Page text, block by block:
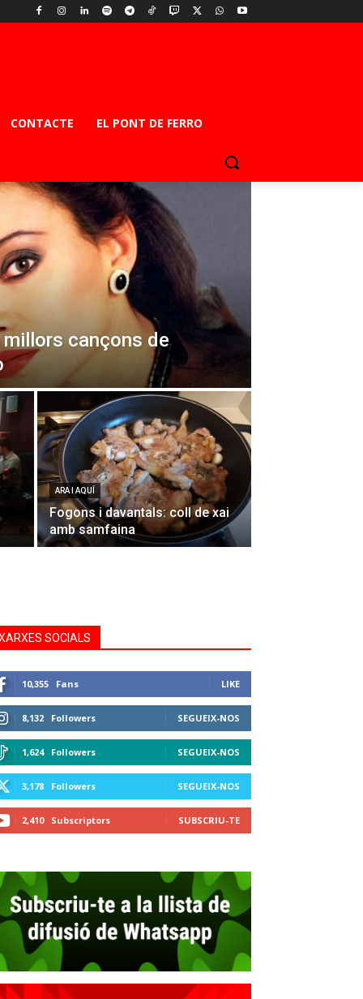
CONTACTE EL PONT DE FERRO
millors cançons de
ARA I AQUÍ
Fogons i davantals: coll de xai
amb samfaina
SOCIALS
10,355 Fans LIKE
8,132 Followers SEGUEIX-NOS
1,624 Followers SEGUEIX-NOS
3,178 Followers SEGUEIX-NOS
2,410 Subscriptors SUBSCRIU-TE